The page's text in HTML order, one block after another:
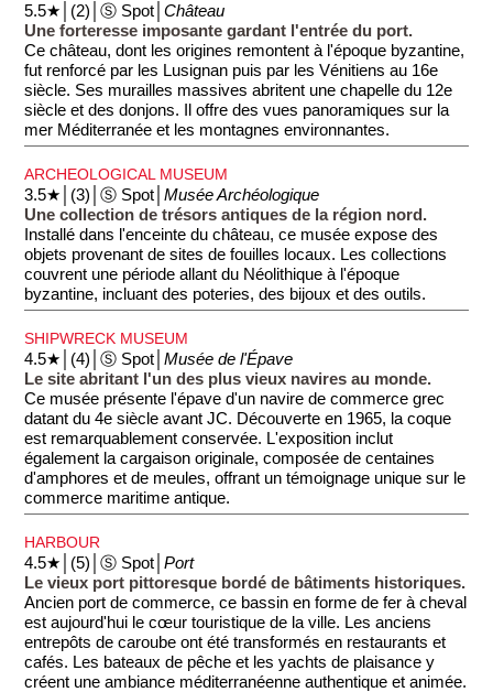
5.5★│(2)│Ⓢ Spot│Château
Une forteresse imposante gardant l'entrée du port.
Ce château, dont les origines remontent à l'époque byzantine,
fut renforcé par les Lusignan puis par les Vénitiens au 16e
siècle. Ses murailles massives abritent une chapelle du 12e
siècle et des donjons. Il offre des vues panoramiques sur la
mer Méditerranée et les montagnes environnantes.
ARCHEOLOGICAL MUSEUM
3.5★│(3)│Ⓢ Spot│Musée Archéologique
Une collection de trésors antiques de la région nord.
Installé dans l'enceinte du château, ce musée expose des
objets provenant de sites de fouilles locaux. Les collections
couvrent une période allant du Néolithique à l'époque
byzantine, incluant des poteries, des bijoux et des outils.
SHIPWRECK MUSEUM
4.5★│(4)│Ⓢ Spot│Musée de l'Épave
Le site abritant l'un des plus vieux navires au monde.
Ce musée présente l'épave d'un navire de commerce grec
datant du 4e siècle avant JC. Découverte en 1965, la coque
est remarquablement conservée. L'exposition inclut
également la cargaison originale, composée de centaines
d'amphores et de meules, offrant un témoignage unique sur le
commerce maritime antique.
HARBOUR
4.5★│(5)│Ⓢ Spot│Port
Le vieux port pittoresque bordé de bâtiments historiques.
Ancien port de commerce, ce bassin en forme de fer à cheval
est aujourd'hui le cœur touristique de la ville. Les anciens
entrepôts de caroube ont été transformés en restaurants et
cafés. Les bateaux de pêche et les yachts de plaisance y
créent une ambiance méditerranéenne authentique et animée.